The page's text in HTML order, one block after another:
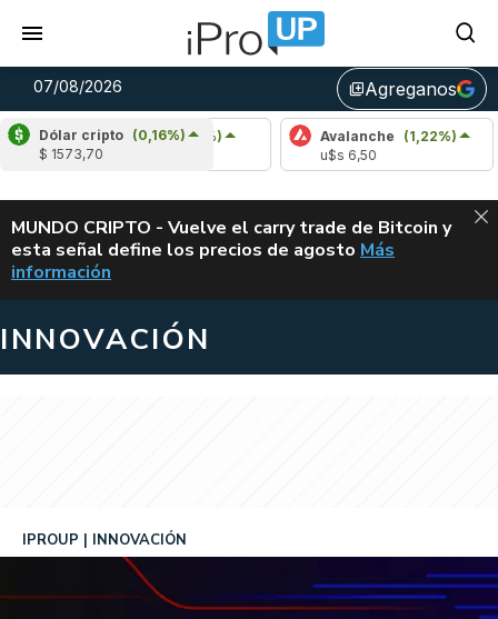
07/08/2026 library_addAgreganos
Dólar cripto (0,16%)
$ 1573,70
Cardano (5,49%)
u$s 0,20
Avalanche (1,22%)
u$s 6,50
ALERTA
MUNDO CRIPTO - Vuelve el carry trade de Bitcoin y
esta señal define los precios de agosto VUELVE EL
Más
información
INNOVACIÓN
IPROUP INNOVACIÓN